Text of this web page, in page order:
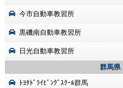
今市自動車教習所
黒磯南自動車教習所
日光自動車教習所
群馬県
ﾄﾖﾀﾄﾞﾗｲﾋﾞﾝｸﾞｽｸｰﾙ群馬